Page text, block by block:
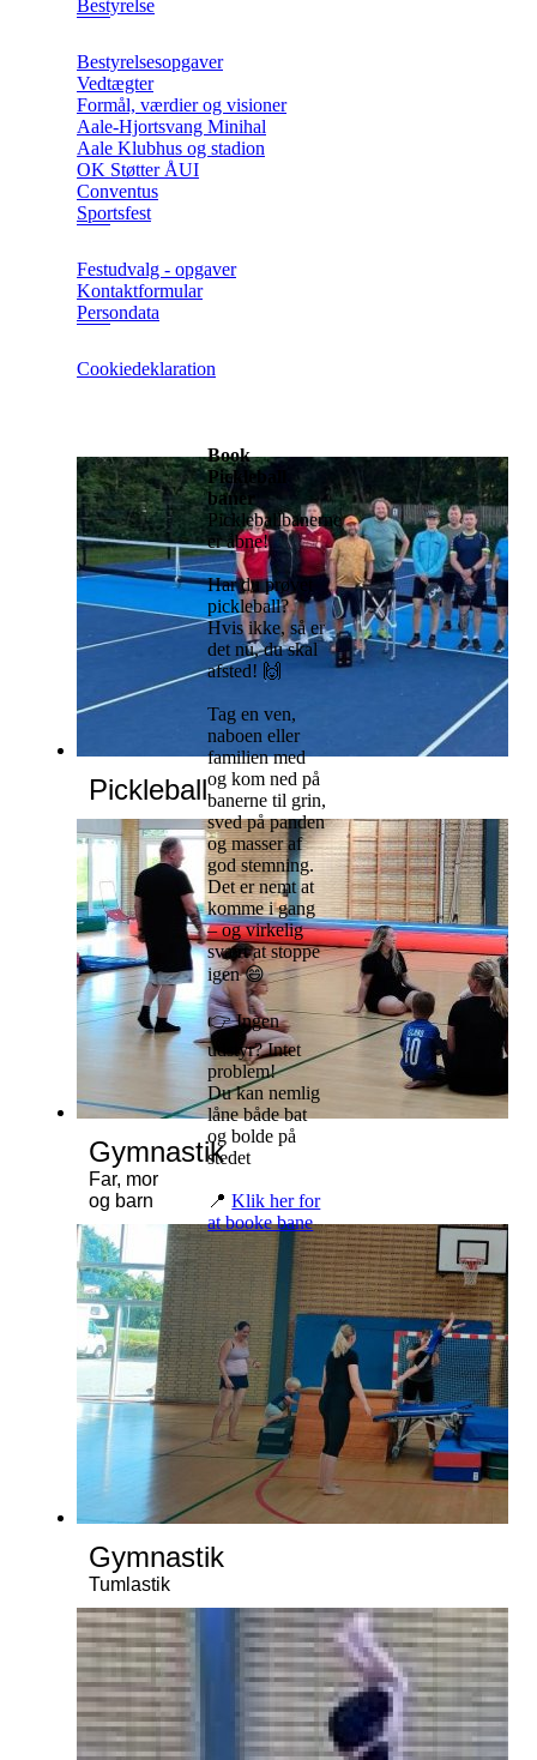
Bestyrelse
Bestyrelsesopgaver
Vedtægter
Formål, værdier og visioner
Aale-Hjortsvang Minihal
Aale Klubhus og stadion
OK Støtter ÅUI
Conventus
Sportsfest
Festudvalg - opgaver
Kontaktformular
Persondata
Cookiedeklaration
Pickleball
Gymnastik
Far, mor
og barn
Gymnastik
Tumlastik
Book
Pickleball
baner
Pickleballbanerne
er åbne!
Har du prøvet
pickleball?
Hvis ikke, så er
det nu, du skal
afsted! 🙌
Tag en ven,
naboen eller
familien med
og kom ned på
banerne til grin,
sved på panden
og masser af
god stemning.
Det er nemt at
komme i gang
– og virkelig
svært at stoppe
igen 😄
👉 Ingen
udstyr? Intet
problem!
Du kan nemlig
låne både bat
og bolde på
stedet
📍Klik her for
at booke bane